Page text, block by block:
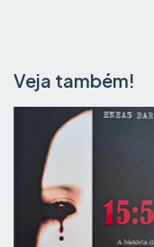
Veja também!